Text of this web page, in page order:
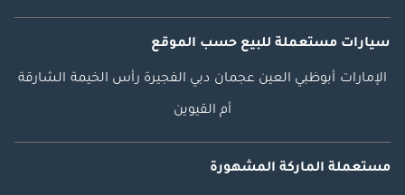
سيارات مستعملة للبيع حسب الموقع
الإمارات أبوظبي العين عجمان دبي الفجيرة رأس الخيمة الشارقة
أم القيوين
مستعملة الماركة المشهورة